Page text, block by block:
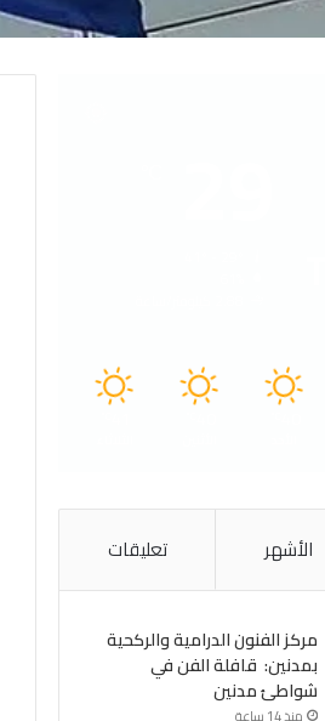
الأشهر تعليقات
مركز الفنون الدرامية والركحية
بمدنين: قافلة الفن في
شواطئ مدنين
منذ 14 ساعة